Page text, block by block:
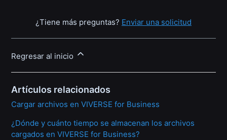
¿Tiene más preguntas? Enviar una solicitud
Regresar al inicio
Artículos relacionados
Cargar archivos en VIVERSE for Business
¿Dónde y cuánto tiempo se almacenan los archivos
cargados en VIVERSE for Business?